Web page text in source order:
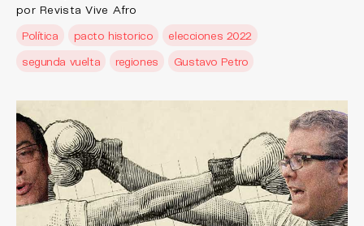
por Revista Vive Afro
Política
pacto historico
elecciones 2022
segunda vuelta
regiones Gustavo Petro